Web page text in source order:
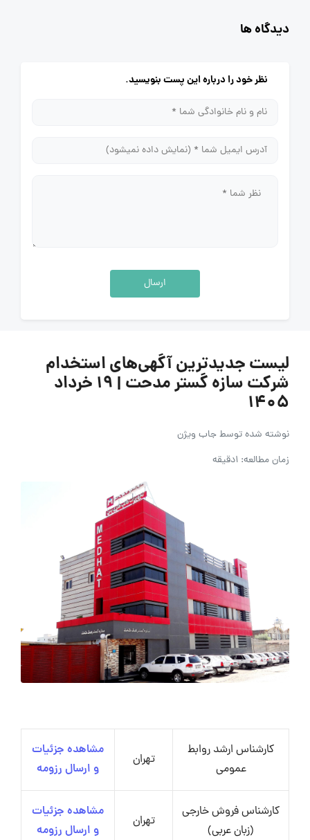
دیدگاه ها
نظر خود را درباره این پست بنویسید.
ارسال
لیست جدیدترین آگهی‌های استخدام
شرکت سازه گستر مدحت | ۱۹ خرداد
۱۴۰۵
نوشته شده توسطجاب ویژن
زمان مطالعه: 1دقیقه
کارشناس ارشد روابط
عمومی
تهران
مشاهده جزئیات
و ارسال رزومه
کارشناس فروش خارجی
(زبان عربی)
تهران
مشاهده جزئیات
و ارسال رزومه